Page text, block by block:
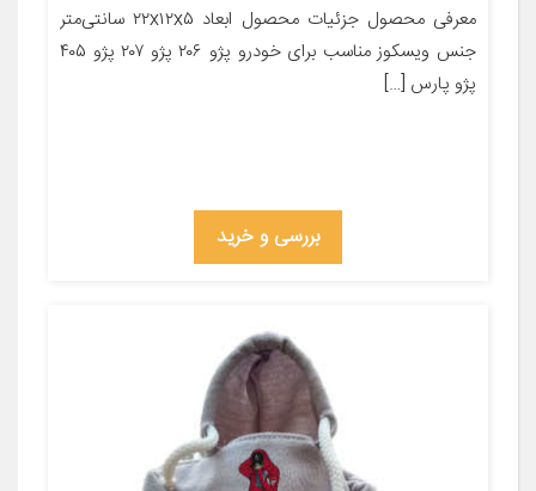
معرفی محصول جزئیات محصول ابعاد ۲۲x۱۲x۵ سانتی‌متر
جنس ویسکوز مناسب برای خودرو پژو ۲۰۶ پژو ۲۰۷ پژو ۴۰۵
پژو پارس […]
بررسی و خرید